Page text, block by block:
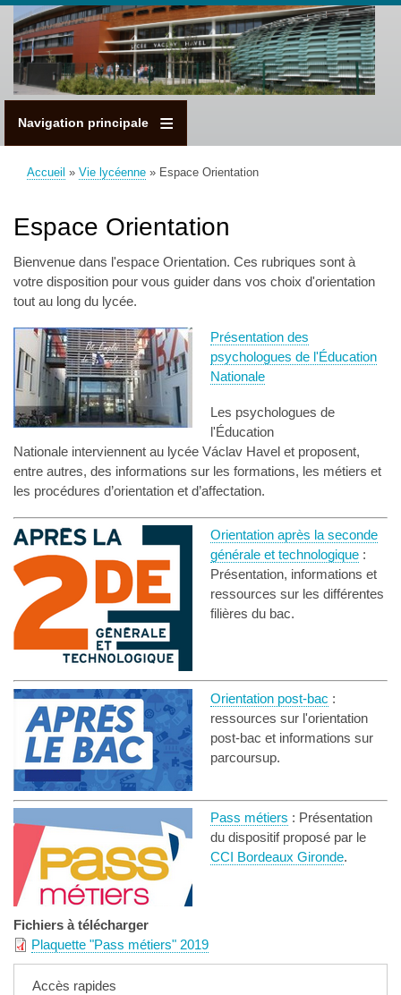
Aller
au
contenu
principal
Navigation principale
Accueil Vie lycéenne Espace Orientation
Espace Orientation
Bienvenue dans l'espace Orientation. Ces rubriques sont à
votre disposition pour vous guider dans vos choix d'orientation
tout au long du lycée.
Présentation des
psychologues de l'Éducation
Nationale
Les psychologues de
l'Éducation
Nationale interviennent au lycée Václav Havel et proposent,
entre autres, des informations sur les formations, les métiers et
les procédures d’orientation et d’affectation.
Orientation après la seconde
générale et technologique :
Présentation, informations et
ressources sur les différentes
filières du bac.
Orientation post-bac :
ressources sur l'orientation
post-bac et informations sur
parcoursup.
Pass métiers : Présentation
du dispositif proposé par le
CCI Bordeaux Gironde.
Fichiers à télécharger
Plaquette "Pass métiers" 2019
Accès rapides